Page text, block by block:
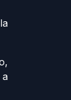
a